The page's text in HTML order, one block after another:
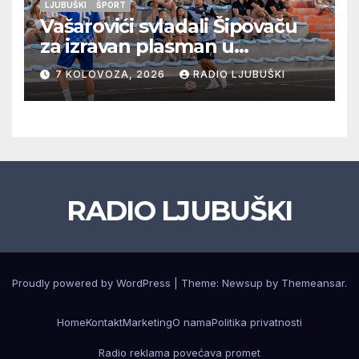
LJUBUŠKI ŠPORT
Vašarovići svladali Šipovaču
za izravan plasman u
četvrtfinale, Grab izborio
prolazak dalje, Klobuk ispao,
večeras počinje četvrtfinale
7 KOLOVOZA, 2026 RADIO LJUBUŠKI
RADIO LJUBUŠKI
Proudly powered by WordPress Theme: Newsup by Themeansar.
HomeKontaktMarketingO namaPolitika privatnosti
Radio reklama povećava promet